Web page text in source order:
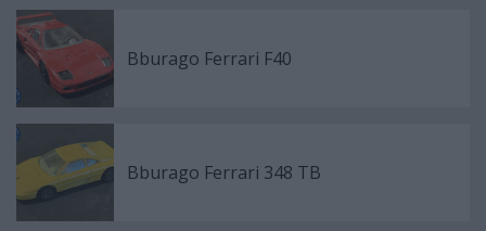
Bburago Ferrari F40
Bburago Ferrari 348 TB